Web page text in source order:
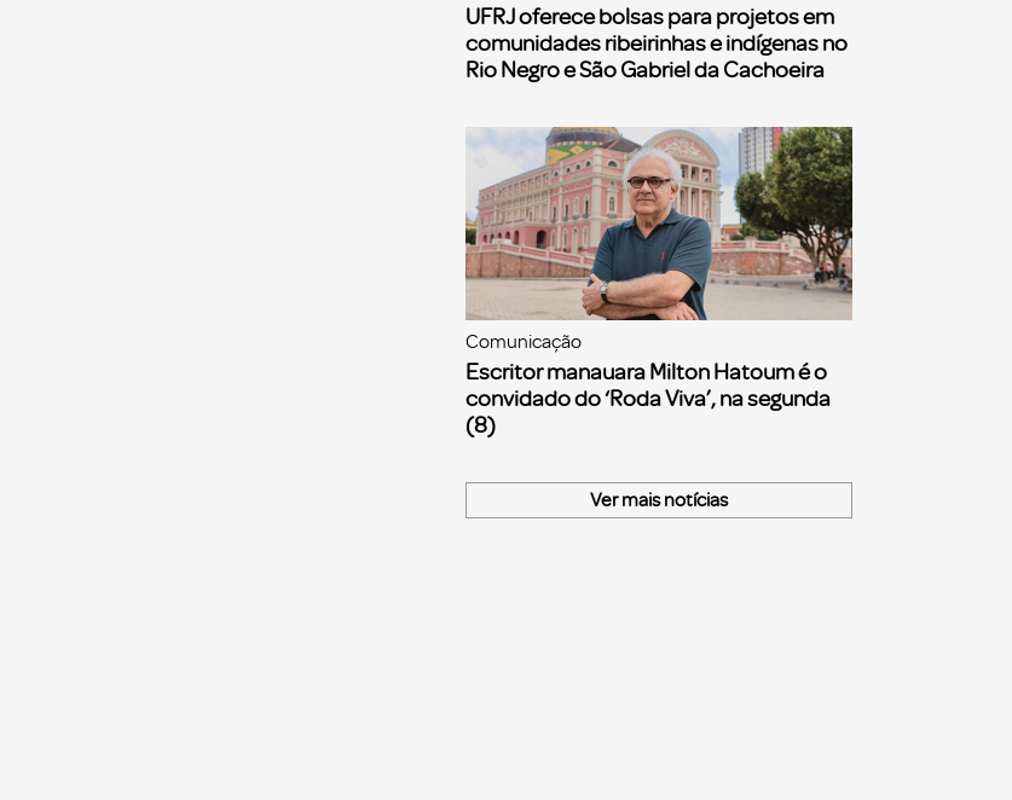
UFRJ oferece bolsas para projetos em
comunidades ribeirinhas e indígenas no
Rio Negro e São Gabriel da Cachoeira
Comunicação
Escritor manauara Milton Hatoum é o
convidado do ‘Roda Viva’, na segunda
(8)
Ver mais notícias